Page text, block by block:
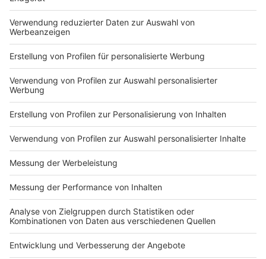
Grad im Ofen ca. 30 Minuten backen.
Anzeige
Das ist der Kitchen Club by Nelson Müller
Anzeige
Bei euch läuft das Radio in der Küche, bei uns die
Küche im Radio. Starkoch Nelson Müller lädt uns
exklusiv in seinen Kitchen Club ein. Ab sofort versorgt
er uns täglich mit raffinierten Rezepten zum
Nachkochen oder Nachkochen lassen. Nelson nimmt
uns mit in seine Küche und weiht uns in die
Geheimnisse eines bekannten Profikochs ein. Der
Gourmets und Gourmüsen. Für alle von euch, die